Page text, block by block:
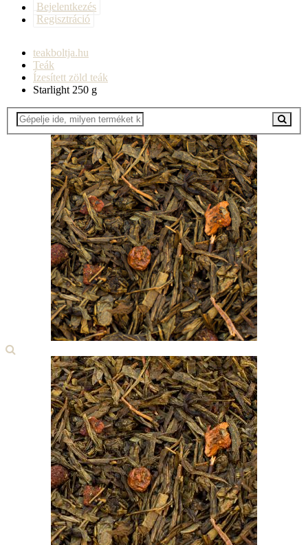
Bejelentkezés
Regisztráció
teakboltja.hu
Teák
Ízesített zöld teák
Starlight 250 g